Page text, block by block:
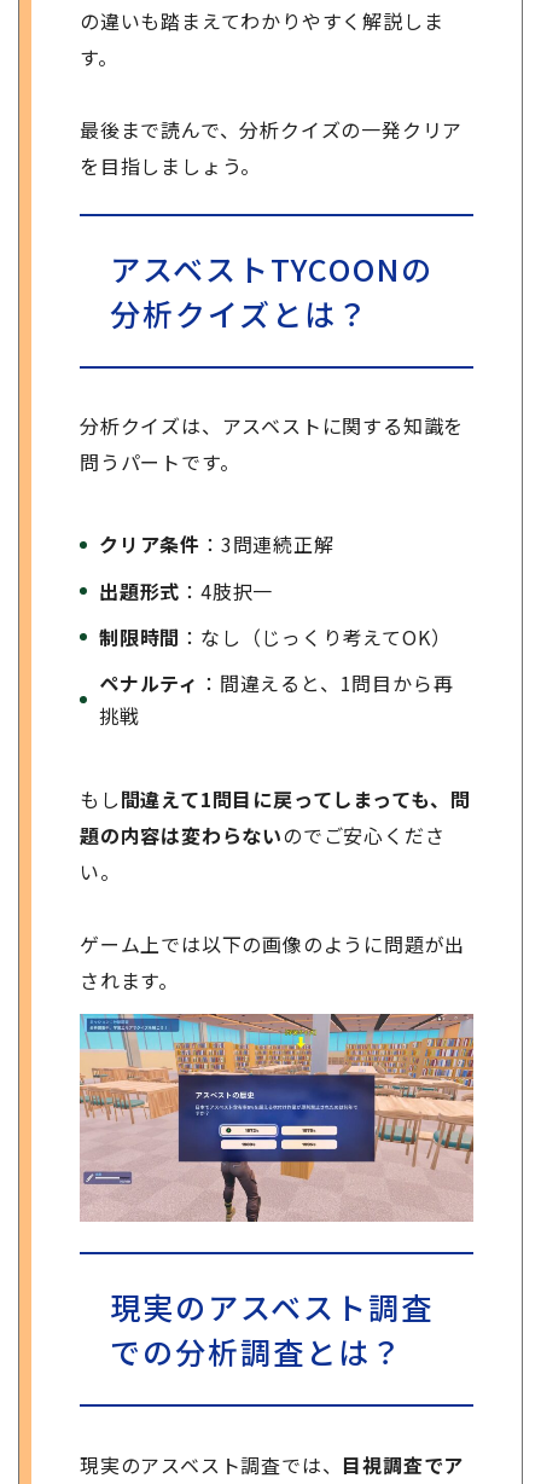
の違いも踏まえてわかりやすく解説しま
す。
最後まで読んで、分析クイズの一発クリア
を目指しましょう。
アスベストTYCOONの
分析クイズとは？
分析クイズは、アスベストに関する知識を
問うパートです。
クリア条件 ：3問連続正解
出題形式 ：4肢択一
制限時間 ：なし（じっくり考えてOK）
ペナルティ ：間違えると、1問目から再
挑戦
もし間違えて1問目に戻ってしまっても、問
題の内容は変わらないのでご安心くださ
い。
ゲーム上では以下の画像のように問題が出
されます。
現実のアスベスト調査
での分析調査とは？
現実のアスベスト調査では、 目視調査でア